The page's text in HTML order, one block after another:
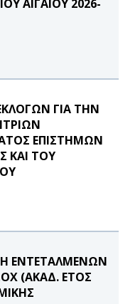
ΑΙΓΑΙΟΥ 2026-
ΓΙΑ ΤΗΝ
ΕΠΙΣΤΗΜΩΝ
ΚΑΙ ΤΟΥ
ΕΝΤΕΤΑΛΜΕΝΩΝ
(ΑΚΑΔ. ΕΤΟΣ